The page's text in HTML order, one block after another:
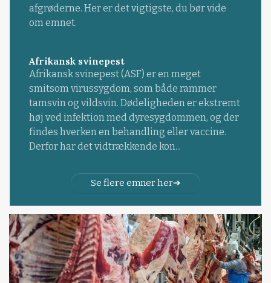
afgrøderne. Her er det vigtigste, du bør vide
om emnet.
Afrikansk svinepest
Afrikansk svinepest (ASF) er en meget
smitsom virussygdom, som både rammer
tamsvin og vildsvin. Dødeligheden er ekstremt
høj ved infektion med dyresygdommen, og der
findes hverken en behandling eller vaccine.
Derfor har det vidtrækkende kon...
Se flere emner her